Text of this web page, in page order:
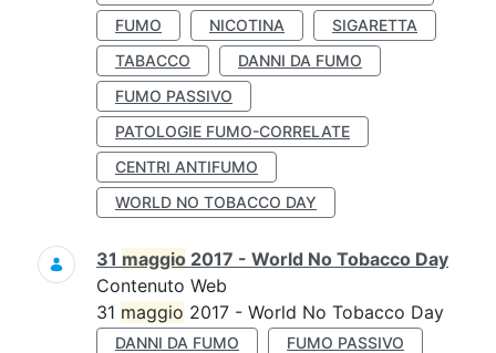
FUMO
NICOTINA
SIGARETTA
TABACCO
DANNI DA FUMO
FUMO PASSIVO
PATOLOGIE FUMO-CORRELATE
CENTRI ANTIFUMO
WORLD NO TOBACCO DAY
31 maggio 2017 - World No Tobacco Day
Contenuto Web
31 maggio 2017 - World No Tobacco Day
DANNI DA FUMO
FUMO PASSIVO